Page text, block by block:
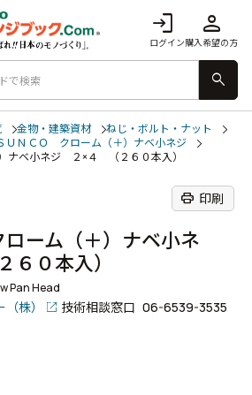
login
ログイン
person
購入希望の方
search
金物・建築資材
ねじ・ボルト・ナット
ＵＮＣＯ クローム（＋）ナベ小ネジ
ナベ小ネジ ２×４ （２６０本入）
print 印刷
ーム（＋）ナベ小ネ
６０本入）
Pan Head
株） 技術相談窓口 06-6539-3535